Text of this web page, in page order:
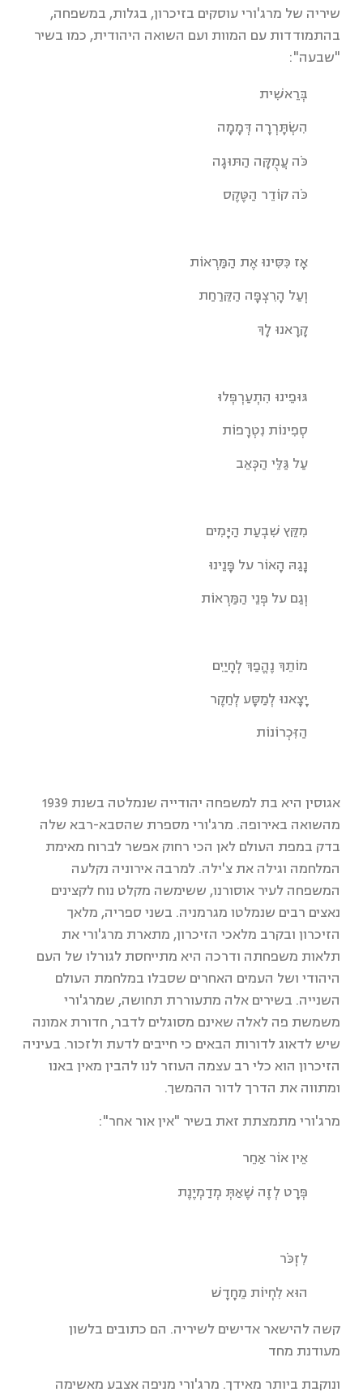
שיריה של מרג'ורי עוסקים בזיכרון, בגלות, במשפחה,
בהתמודדות עם המוות ועם השואה היהודית, כמו בשיר
"שבעה":
בְּרֵאשִׁית
הִשְׂתָּרְרָה דְּמָמָה
כֹּה עֲמֻקָּה הַתּוּגָה
כֹּה קוֹדֵר הַטֶּקֶס
אָז כִּסִּינוּ אֶת הַמַּרְאוֹת
וְעַל הָרִצְפָּה הַקֵּרַחַת
קָרָאנוּ לָךְ
גּוּפֵינוּ הִתְעַרְפְּלוּ
סְפִינוֹת נִטְרָפוֹת
עַל גַּלֵּי הַכְּאֵב
מִקֵּץ שִׁבְעַת הַיָּמִים
נָגַהּ הָאוֹר על פָּנֵינוּ
וְגַם על פְּנֵי הַמַּרְאוֹת
מוֹתֵךְ נֶהֱפַךְ לְחָיַיִם
יָצָאנוּ לְמַסָּע לְחֵקֶר
הַזִּכְרוֹנוֹת
אגוסין היא בת למשפחה יהודייה שנמלטה בשנת 1939
מהשואה באירופה. מרג'ורי מספרת שהסבא-רבא שלה
בדק במפת העולם לאן הכי רחוק אפשר לברוח מאימת
המלחמה וגילה את צ'ילה. למרבה אירוניה נקלעה
המשפחה לעיר אוסורנו, ששימשה מקלט נוח לקצינים
נאצים רבים שנמלטו מגרמניה. בשני ספריה, מלאך
הזיכרון ובקרב מלאכי הזיכרון, מתארת מרג'ורי את
תלאות משפחתה ודרכה היא מתייחסת לגורלו של העם
היהודי ושל העמים האחרים שסבלו במלחמת העולם
השנייה. בשירים אלה מתעוררת תחושה, שמרג'ורי
משמשת פה לאלה שאינם מסוגלים לדבר, חדורת אמונה
שיש לדאוג לדורות הבאים כי חייבים לדעת ולזכור. בעיניה
הזיכרון הוא כלי רב עצמה העוזר לנו להבין מאין באנו
ומתווה את הדרך לדור ההמשך.
מרג'ורי מתמצתת זאת בשיר "אין אור אחר":
אֵין אוֹר אַחֵר
פְּרָט לְזֶה שֶׁאַתְּ מְדַמְיֶנֶת
לִזְכֹּר
הוּא לִחְיוֹת מֵחָדָשׁ
קשה להישאר אדישים לשיריה. הם כתובים בלשון
מעודנת מחד
ונוקבת ביותר מאידך. מרג'ורי מניפה אצבע מאשימה